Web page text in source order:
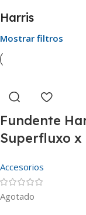
Harris
Mostrar filtros
Fundente
Superfluxo x
Accesorios
Agotado